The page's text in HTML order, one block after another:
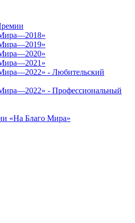
- Любительский
- Профессиональный
«На Благо Мира»